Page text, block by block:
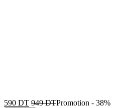
590 DT 949DTPromotion - 38%